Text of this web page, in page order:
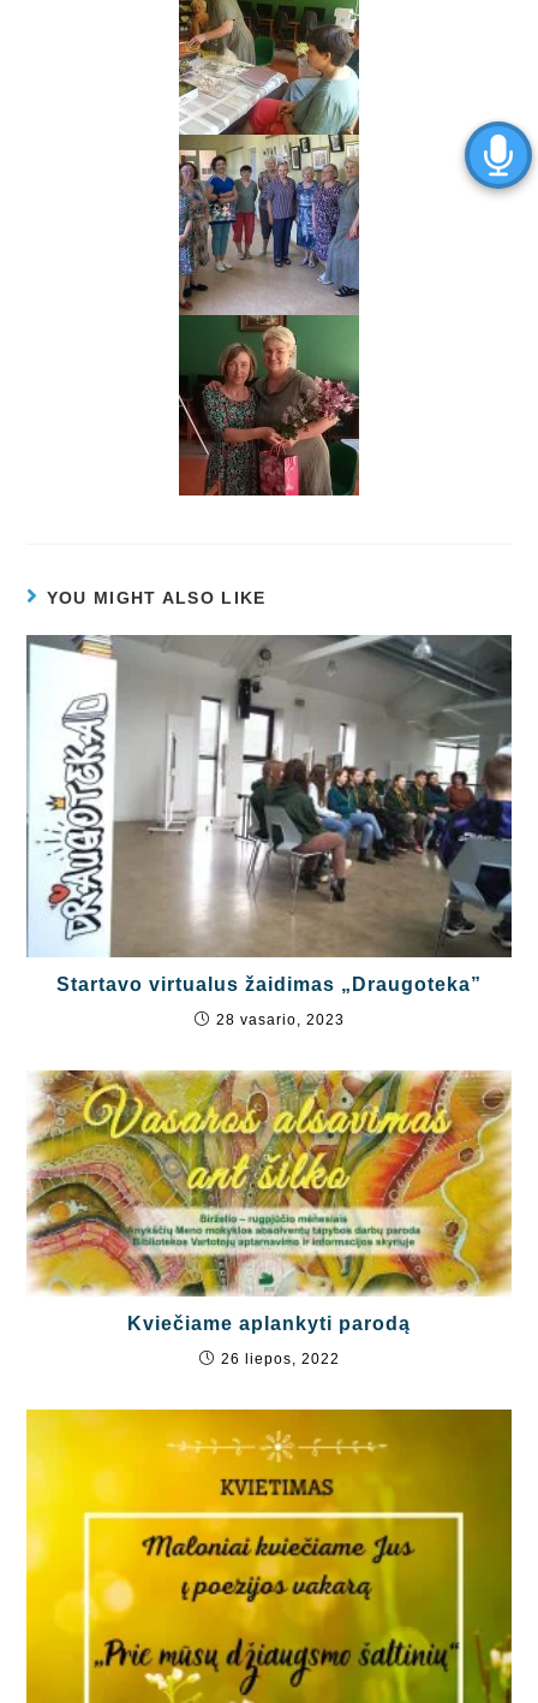
YOU MIGHT ALSO LIKE
Startavo virtualus žaidimas „Draugoteka”
28 vasario, 2023
Kviečiame aplankyti parodą
26 liepos, 2022